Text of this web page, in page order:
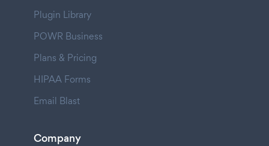
Plugin Library
POWR Business
Plans & Pricing
HIPAA Forms
Email Blast
Company